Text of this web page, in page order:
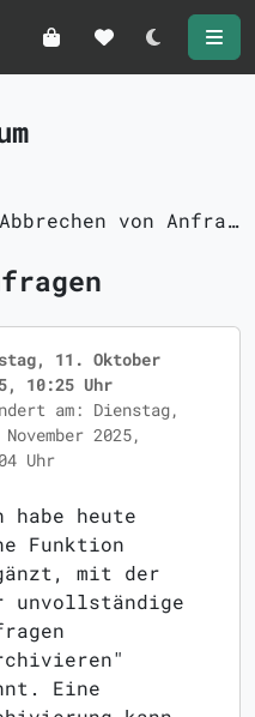
Darkmode
Abbrechen von Anfragen
11. Oktober
10:25 Uhr
am: Dienstag,
2025,
Uhr
habe heute
Funktion
mit der
unvollständige
Eine